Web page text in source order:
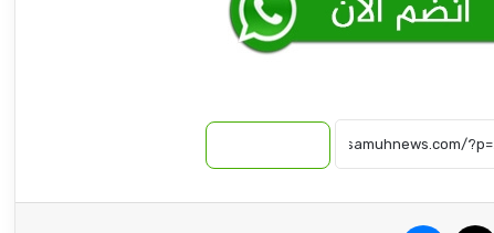
روايات مذهلة.. كيف يتم تغيير هوية الذهب
المهرب من السودان إلى الإمارات!!
توقيع اتفاقية دفاع مشترك بين تركيا وباكستان
والمملكة العربية السعودية